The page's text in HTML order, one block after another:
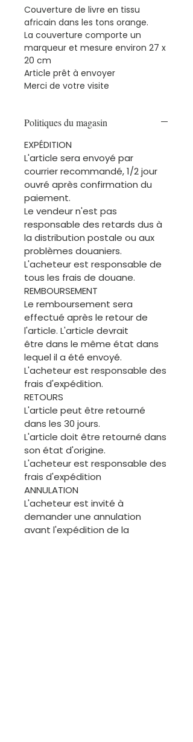
Couverture de livre en tissu
africain dans les tons orange.
La couverture comporte un
marqueur et mesure environ 27 x
20 cm
Article prêt à envoyer
Merci de votre visite
Politiques du magasin
EXPÉDITION
L'article sera envoyé par
courrier recommandé, 1/2 jour
ouvré après confirmation du
paiement.
Le vendeur n'est pas
responsable des retards dus à
la distribution postale ou aux
problèmes douaniers.
L'acheteur est responsable de
tous les frais de douane.
REMBOURSEMENT
Le remboursement sera
effectué après le retour de
l'article. L'article devrait
être dans le même état dans
lequel il a été envoyé.
L'acheteur est responsable des
frais d'expédition.
RETOURS
L'article peut être retourné
dans les 30 jours.
L'article doit être retourné dans
son état d'origine.
L'acheteur est responsable des
frais d'expédition
ANNULATION
L'acheteur est invité à
demander une annulation
avant l'expédition de la